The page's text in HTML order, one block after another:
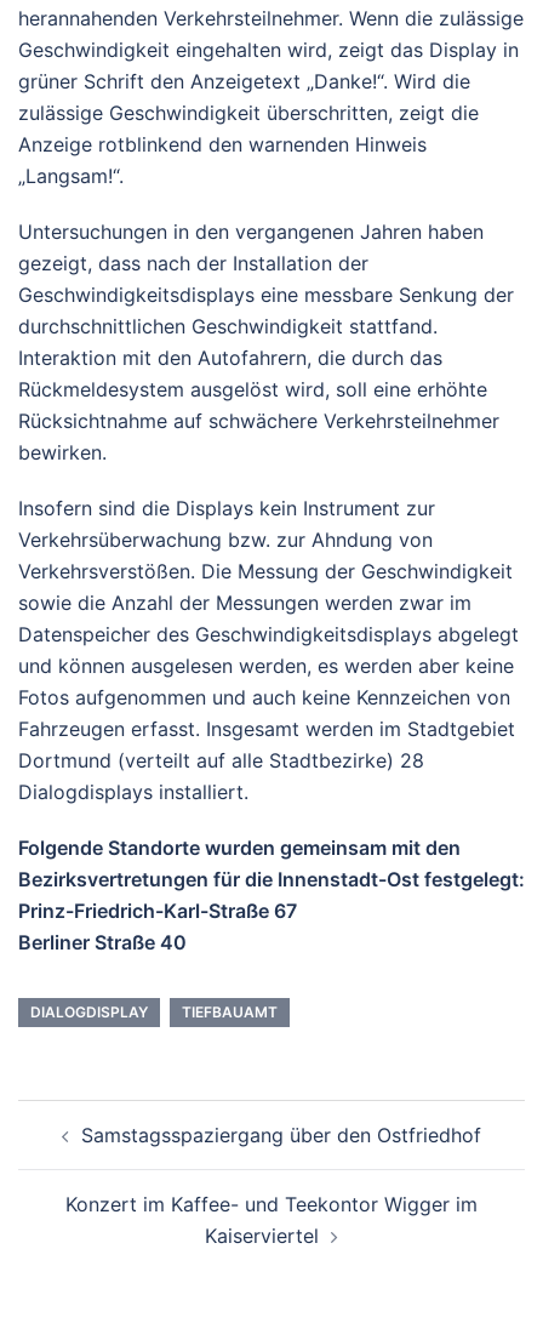
herannahenden Verkehrsteilnehmer. Wenn die zulässige
Geschwindigkeit eingehalten wird, zeigt das Display in
grüner Schrift den Anzeigetext „Danke!“. Wird die
zulässige Geschwindigkeit überschritten, zeigt die
Anzeige rotblinkend den warnenden Hinweis
„Langsam!“.
Untersuchungen in den vergangenen Jahren haben
gezeigt, dass nach der Installation der
Geschwindigkeitsdisplays eine messbare Senkung der
durchschnittlichen Geschwindigkeit stattfand.
Interaktion mit den Autofahrern, die durch das
Rückmeldesystem ausgelöst wird, soll eine erhöhte
Rücksichtnahme auf schwächere Verkehrsteilnehmer
bewirken.
Insofern sind die Displays kein Instrument zur
Verkehrsüberwachung bzw. zur Ahndung von
Verkehrsverstößen. Die Messung der Geschwindigkeit
sowie die Anzahl der Messungen werden zwar im
Datenspeicher des Geschwindigkeitsdisplays abgelegt
und können ausgelesen werden, es werden aber keine
Fotos aufgenommen und auch keine Kennzeichen von
Fahrzeugen erfasst. Insgesamt werden im Stadtgebiet
Dortmund (verteilt auf alle Stadtbezirke) 28
Dialogdisplays installiert.
Folgende Standorte wurden gemeinsam mit den
Bezirksvertretungen für die Innenstadt-Ost festgelegt:
Prinz-Friedrich-Karl-Straße 67
Berliner Straße 40
DIALOGDISPLAY TIEFBAUAMT
Navigation
Samstagsspaziergang über den Ostfriedhof
Konzert im Kaffee- und Teekontor Wigger im
Kaiserviertel